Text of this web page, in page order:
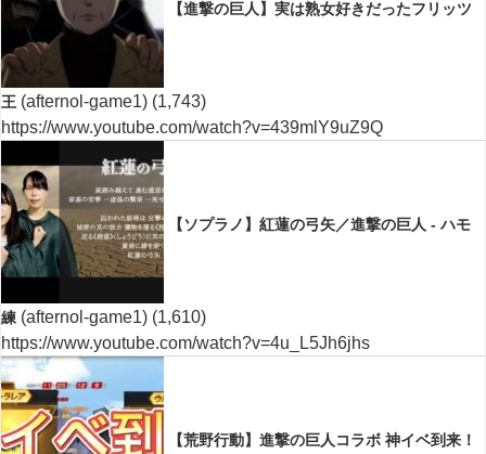
【進撃の巨人】実は熟女好きだったフリッツ
王 (afternol-game1) (1,743)
https://www.youtube.com/watch?v=439mlY9uZ9Q
【ソプラノ】紅蓮の弓矢／進撃の巨人 - ハモ
練 (afternol-game1) (1,610)
https://www.youtube.com/watch?v=4u_L5Jh6jhs
【荒野行動】進撃の巨人コラボ 神イベ到来！